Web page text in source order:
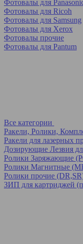
Фотовалы для
Фотовалы для Ricoh
Фотовалы для Samsung
Фотовалы для Xerox
Фотовалы прочие
Фотовалы для Pantum
Все категории
Ракели, Ролики,
Ракели для лазерных
Дозирующие Лезвия
Ролики Заряжающие
Ролики Магнитные
Ролики прочие
ЗИП для картриджей